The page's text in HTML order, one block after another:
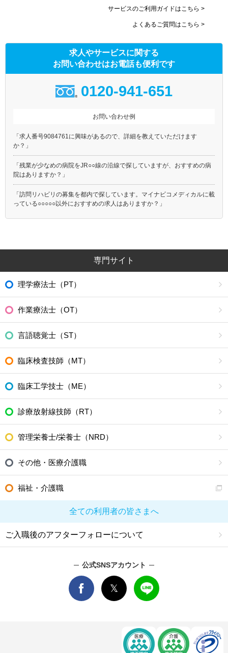
サービスのご利用ガイドはこちら >
よくあるご質問はこちら >
求人やサービスに関する
お問い合わせはお電話も便利です
0120-941-651
お問い合わせ例
「求人番号9084761に興味があるので、詳細を教えていただけます
か？」
「残業が少なめの病院をJR○○線の沿線で探していますが、おすすめの病
院はありますか？」
「訪問リハビリの募集を都内で探しています。マイナビコメディカルに載
っている○○○○○以外におすすめの求人はありますか？」
専門サイト
理学療法士（PT）
作業療法士（OT）
言語聴覚士（ST）
臨床検査技師（MT）
臨床工学技士（ME）
診療放射線技師（RT）
管理栄養士/栄養士（NRD）
その他・医療介護職
福祉・介護職
全ての利用者の皆さまへ
ご入職後のアフターフォローについて
公式SNSアカウント